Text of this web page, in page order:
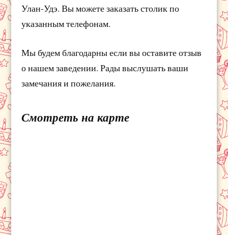
Улан-Удэ. Вы можете заказать столик по
указанным телефонам.
Мы будем благодарны если вы оставите отзыв
о нашем заведении. Рады выслушать ваши
замечания и пожелания.
Смотреть на карте